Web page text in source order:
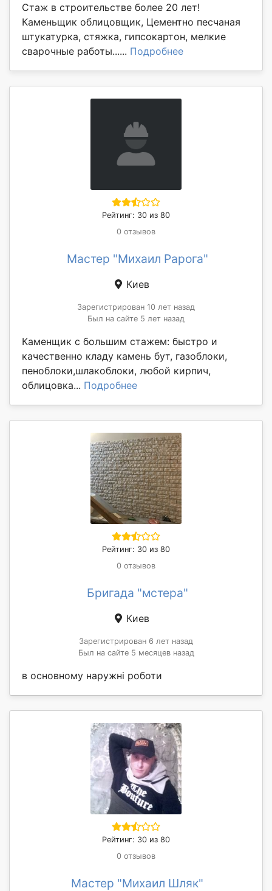
Стаж в строительстве более 20 лет!
Каменьщик облицовщик, Цементно песчаная
штукатурка, стяжка, гипсокартон, мелкие
сварочные работы...... Подробнее
Рейтинг: 30 из 80
0 отзывов
Мастер "Михаил Рарога"
Киев
Зарегистрирован 10 лет назад
Был на сайте 5 лет назад
Каменщик с большим стажем: быстро и
качественно кладу камень бут, газоблоки,
пеноблоки,шлакоблоки, любой кирпич,
облицовка... Подробнее
Рейтинг: 30 из 80
0 отзывов
Бригада "мстера"
Киев
Зарегистрирован 6 лет назад
Был на сайте 5 месяцев назад
в основному наружні роботи
Рейтинг: 30 из 80
0 отзывов
Мастер "Михаил Шляк"